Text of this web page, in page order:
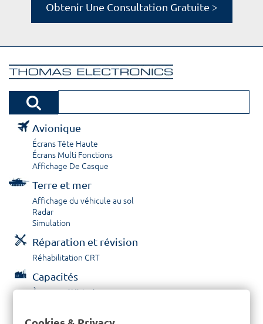
Obtenir Une Consultation Gratuite >
Avionique
Écrans Tête Haute
Écrans Multi Fonctions
Affichage De Casque
Terre et mer
Affichage du véhicule au sol
Radar
Simulation
Réparation et révision
Réhabilitation CRT
Capacités
À propos / Historique